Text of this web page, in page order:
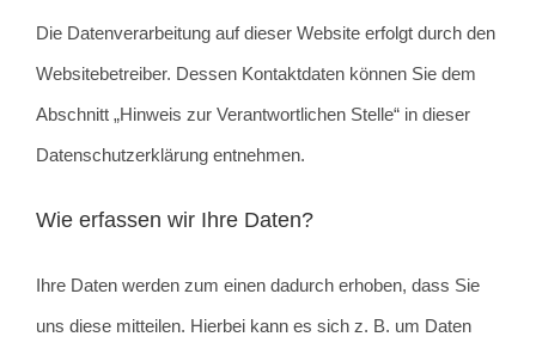
Die Datenverarbeitung auf dieser Website erfolgt durch den
Websitebetreiber. Dessen Kontaktdaten können Sie dem
Abschnitt „Hinweis zur Verantwortlichen Stelle“ in dieser
Datenschutzerklärung entnehmen.
Wie erfassen wir Ihre Daten?
Ihre Daten werden zum einen dadurch erhoben, dass Sie
uns diese mitteilen. Hierbei kann es sich z. B. um Daten